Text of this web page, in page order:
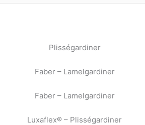
Plisségardiner
Faber – Lamelgardiner
Faber – Lamelgardiner
Luxaflex® – Plisségardiner